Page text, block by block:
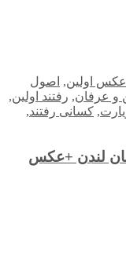
اولین, اصول
و عرفان, رفتند اولین,
, کسانی رفتند,
لندن +عکس